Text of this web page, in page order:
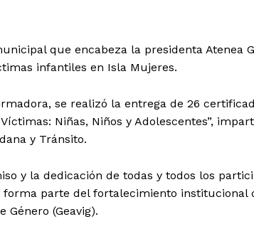
que encabeza la presidenta Atenea
infantiles en Isla Mujeres.
se realizó la entrega de 26
Niñas, Niños y Adolescentes”,
y Tránsito.
y la dedicación de todas y todos los
parte del fortalecimiento institucional
Género (Geavig).